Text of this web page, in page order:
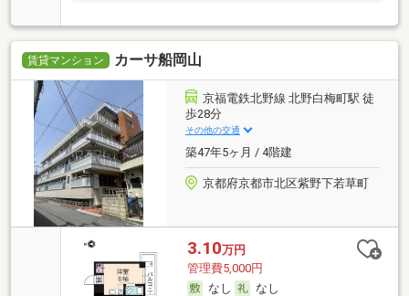
賃貸マンション カーサ船岡山
京福電鉄北野線 北野白梅町駅 徒
歩28分
その他の交通
築47年5ヶ月 / 4階建
京都府京都市北区紫野下若草町
3.10万円
管理費5,000円
なし
なし